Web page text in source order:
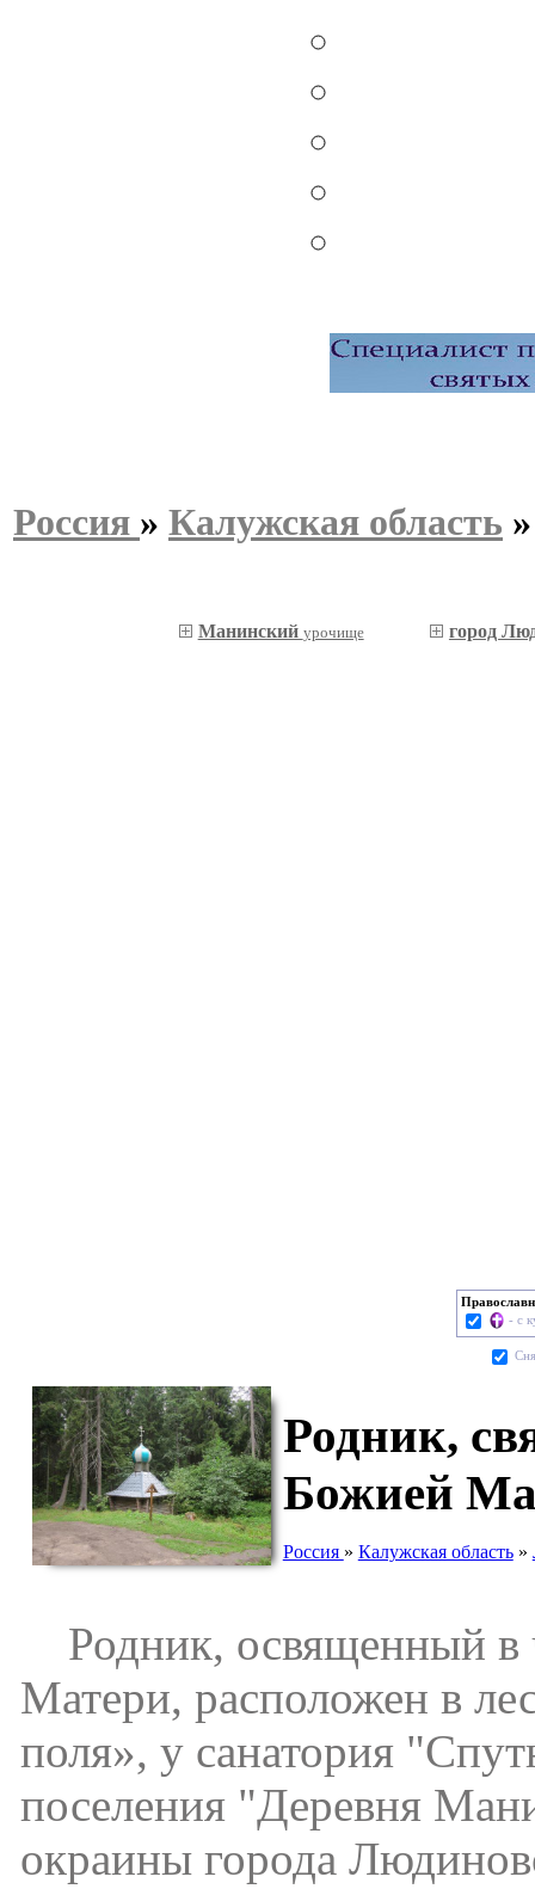
Россия » Калужская область
Манинский урочище город
- с
Родник,
Божией
Россия » Калужская область»
Родник, освященный в
Матери, расположен в
поля», у санатория
поселения "Деревня
окраины города